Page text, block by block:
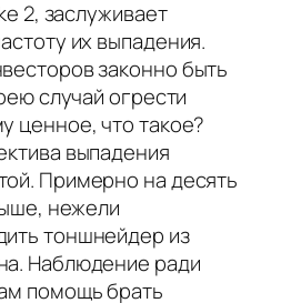
2, заслуживает
их выпадения.
законно быть
случай огрести
ценное, что такое?
выпадения
Примерно на десять
нежели
тоншнейдер из
Наблюдение ради
помощь брать